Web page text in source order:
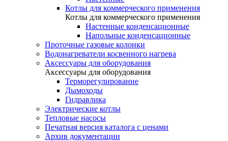
Котлы для коммерческого применения
Котлы для коммерческого применения
Настенные конденсационные
Напольные конденсационные
Проточные газовые колонки
Водонагреватели косвенного нагрева
Аксессуары для оборудования
Аксессуары для оборудования
Терморегулирование
Дымоходы
Гидравлика
Электрические котлы
Тепловые насосы
Печатная версия каталога с ценами
Архив документации